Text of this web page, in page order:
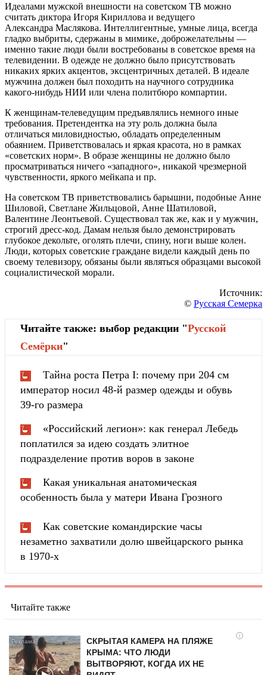
Идеалами мужской внешности на советском ТВ можно
считать диктора Игоря Кириллова и ведущего
Александра Маслякова. Интеллигентные, умные лица, всегда
гладко выбриты, сдержаны в мимике, доброжелательны —
именно такие люди были востребованы в советское время на
телевидении. В одежде не должно было присутствовать
никаких ярких акцентов, эксцентричных деталей. В идеале
мужчина должен был походить на научного сотрудника
какого-нибудь НИИ или члена политбюро компартии.
К женщинам-телеведущим предъявлялись немного иные
требования. Претендентка на эту роль должна была
отличаться миловидностью, обладать определенным
обаянием. Приветствовалась и яркая красота, но в рамках
«советских норм». В образе женщины не должно было
просматриваться ничего «западного», никакой чрезмерной
чувственности, яркого мейкапа и пр.
На советском ТВ приветствовались барышни, подобные Анне
Шиловой, Светлане Жильцовой, Анне Шатиловой,
Валентине Леонтьевой. Существовал так же, как и у мужчин,
строгий дресс-код. Дамам нельзя было демонстрировать
глубокое декольте, оголять плечи, спину, ноги выше колен.
Люди, которых советские граждане видели каждый день по
своему телевизору, обязаны были являться образцами высокой
социалистической морали.
Источник:
© Русская Семерка
Читайте также: выбор редакции "Русской
Cемёрки"
Тайна роста Петра I: почему при 204 см
император носил 48-й размер одежды и обувь
39-го размера
«Российский легион»: как генерал Лебедь
поплатился за идею создать элитное
подразделение против воров в законе
Какая уникальная анатомическая
особенность была у матери Ивана Грозного
Как советские командирские часы
незаметно захватили долю швейцарского рынка
в 1970-х
Читайте также
i
СКРЫТАЯ КАМЕРА НА ПЛЯЖЕ
КРЫМА: ЧТО ЛЮДИ
ВЫТВОРЯЮТ, КОГДА ИХ НЕ